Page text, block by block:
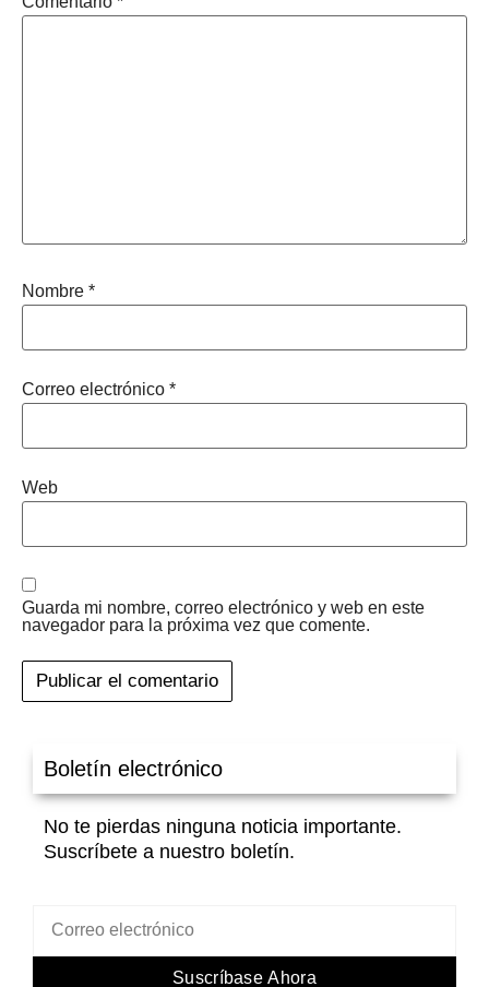
Nombre *
Correo electrónico *
Web
Guarda mi nombre, correo electrónico y web en este
navegador para la próxima vez que comente.
Boletín electrónico
No te pierdas ninguna noticia importante.
Suscríbete a nuestro boletín.
Suscríbase Ahora